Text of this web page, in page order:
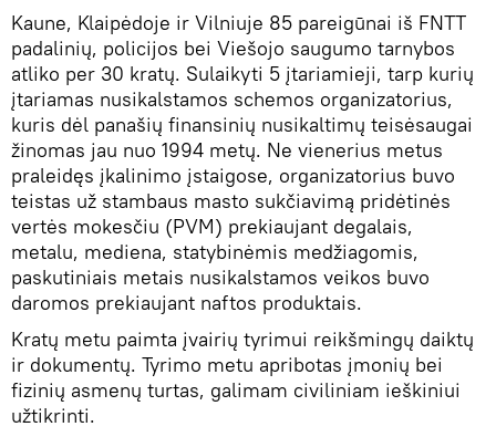
Kaune, Klaipėdoje ir Vilniuje 85 pareigūnai iš FNTT
padalinių, policijos bei Viešojo saugumo tarnybos
atliko per 30 kratų. Sulaikyti 5 įtariamieji, tarp kurių
įtariamas nusikalstamos schemos organizatorius,
kuris dėl panašių finansinių nusikaltimų teisėsaugai
žinomas jau nuo 1994 metų. Ne vienerius metus
praleidęs įkalinimo įstaigose, organizatorius buvo
teistas už stambaus masto sukčiavimą pridėtinės
vertės mokesčiu (PVM) prekiaujant degalais,
metalu, mediena, statybinėmis medžiagomis,
paskutiniais metais nusikalstamos veikos buvo
daromos prekiaujant naftos produktais.
Kratų metu paimta įvairių tyrimui reikšmingų daiktų
ir dokumentų. Tyrimo metu apribotas įmonių bei
fizinių asmenų turtas, galimam civiliniam ieškiniui
užtikrinti.